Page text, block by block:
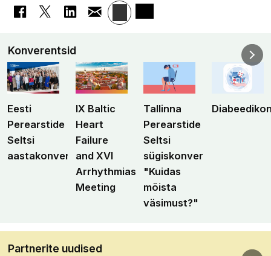
Konverentsid
Eesti
Perearstide
Seltsi
aastakonverents
IX Baltic
Heart
Failure
and XVI
Arrhythmias
Meeting
Tallinna
Perearstide
Seltsi
sügiskonverents
"Kuidas
mõista
väsimust?"
Partnerite uudised